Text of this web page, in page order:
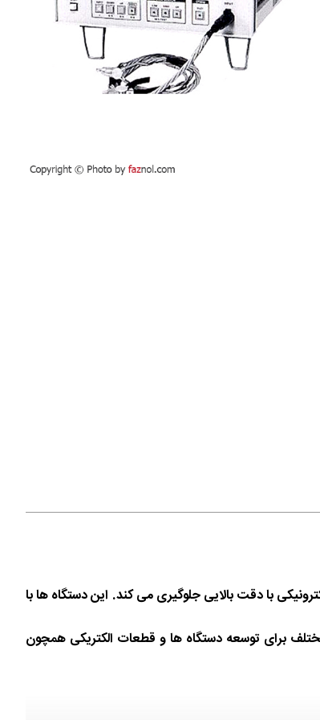
با دقت بالایی جلوگیری می کند. این دستگاه ها با
برای توسعه دستگاه ها و قطعات الکتریکی همچون